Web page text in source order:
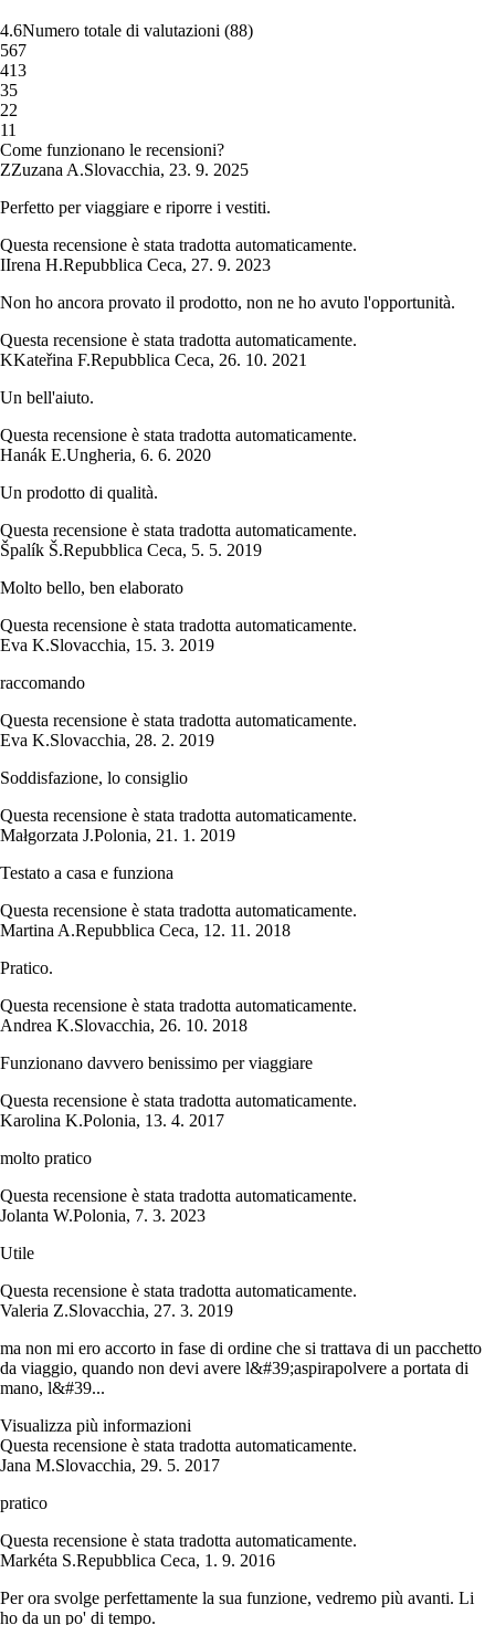
4.6Numero totale di valutazioni (88)
567
413
35
22
11
Come funzionano le recensioni?
ZZuzana A.Slovacchia, 23. 9. 2025
Perfetto per viaggiare e riporre i vestiti.
Questa recensione è stata tradotta automaticamente.
IIrena H.Repubblica Ceca, 27. 9. 2023
Non ho ancora provato il prodotto, non ne ho avuto l'opportunità.
Questa recensione è stata tradotta automaticamente.
KKateřina F.Repubblica Ceca, 26. 10. 2021
Un bell'aiuto.
Questa recensione è stata tradotta automaticamente.
Hanák E.Ungheria, 6. 6. 2020
Un prodotto di qualità.
Questa recensione è stata tradotta automaticamente.
Špalík Š.Repubblica Ceca, 5. 5. 2019
Molto bello, ben elaborato
Questa recensione è stata tradotta automaticamente.
Eva K.Slovacchia, 15. 3. 2019
raccomando
Questa recensione è stata tradotta automaticamente.
Eva K.Slovacchia, 28. 2. 2019
Soddisfazione, lo consiglio
Questa recensione è stata tradotta automaticamente.
Małgorzata J.Polonia, 21. 1. 2019
Testato a casa e funziona
Questa recensione è stata tradotta automaticamente.
Martina A.Repubblica Ceca, 12. 11. 2018
Pratico.
Questa recensione è stata tradotta automaticamente.
Andrea K.Slovacchia, 26. 10. 2018
Funzionano davvero benissimo per viaggiare
Questa recensione è stata tradotta automaticamente.
Karolina K.Polonia, 13. 4. 2017
molto pratico
Questa recensione è stata tradotta automaticamente.
Jolanta W.Polonia, 7. 3. 2023
Utile
Questa recensione è stata tradotta automaticamente.
Valeria Z.Slovacchia, 27. 3. 2019
ma non mi ero accorto in fase di ordine che si trattava di un pacchetto
da viaggio, quando non devi avere l&#39;aspirapolvere a portata di
mano, l&#39...
Visualizza più informazioni
Questa recensione è stata tradotta automaticamente.
Jana M.Slovacchia, 29. 5. 2017
pratico
Questa recensione è stata tradotta automaticamente.
Markéta S.Repubblica Ceca, 1. 9. 2016
Per ora svolge perfettamente la sua funzione, vedremo più avanti. Li
ho da un po' di tempo.